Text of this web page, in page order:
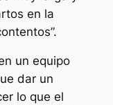
en la
un equipo
dar un
lo que el